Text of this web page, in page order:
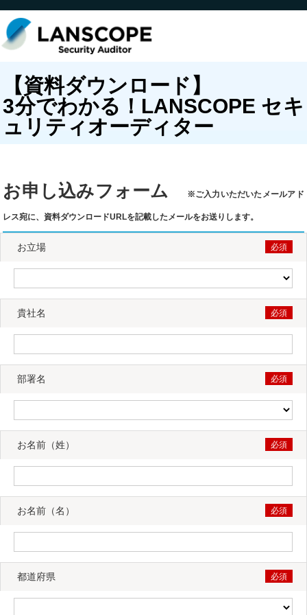
【資料ダウンロード】
3分でわかる！LANSCOPE セキ
ュリティオーディター
お申し込みフォーム ※ご入力いただいたメールアド
レス宛に、資料ダウンロードURLを記載したメールをお送りします。
お立場
貴社名
部署名
お名前（姓）
お名前（名）
都道府県